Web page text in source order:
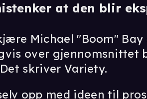
at den blir
Michael "Boom"
over gjennomsnittet
skriver Variety.
opp med ideen til